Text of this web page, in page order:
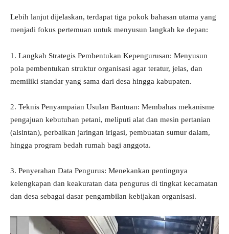
Lebih lanjut dijelaskan, terdapat tiga pokok bahasan utama yang
menjadi fokus pertemuan untuk menyusun langkah ke depan:
1. Langkah Strategis Pembentukan Kepengurusan: Menyusun
pola pembentukan struktur organisasi agar teratur, jelas, dan
memiliki standar yang sama dari desa hingga kabupaten.
2. Teknis Penyampaian Usulan Bantuan: Membahas mekanisme
pengajuan kebutuhan petani, meliputi alat dan mesin pertanian
(alsintan), perbaikan jaringan irigasi, pembuatan sumur dalam,
hingga program bedah rumah bagi anggota.
3. Penyerahan Data Pengurus: Menekankan pentingnya
kelengkapan dan keakuratan data pengurus di tingkat kecamatan
dan desa sebagai dasar pengambilan kebijakan organisasi.